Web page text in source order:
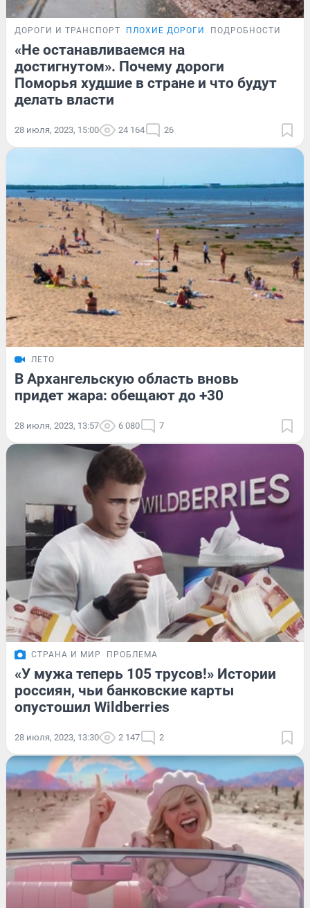
ДОРОГИ И ТРАНСПОРТ ПЛОХИЕ ДОРОГИ ПОДРОБНОСТИ
«Не останавливаемся на
достигнутом». Почему дороги
Поморья худшие в стране и что будут
делать власти
28 июля, 2023, 15:00 24 164 26
ЛЕТО
В Архангельскую область вновь
придет жара: обещают до +30
28 июля, 2023, 13:57 6 080 7
СТРАНА И МИР ПРОБЛЕМА
«У мужа теперь 105 трусов!» Истории
россиян, чьи банковские карты
опустошил Wildberries
28 июля, 2023, 13:30 2 147 2